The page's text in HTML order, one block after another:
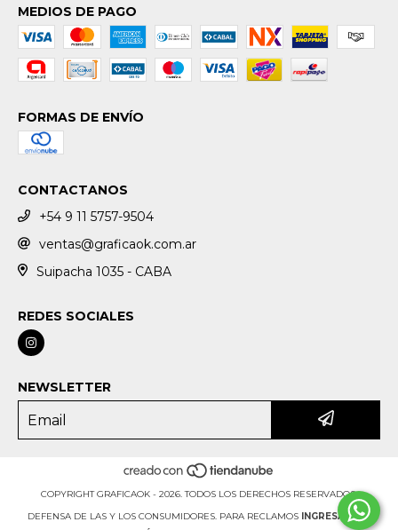
MEDIOS DE PAGO
FORMAS DE ENVÍO
CONTACTANOS
+54 9 11 5757-9504
ventas@graficaok.com.ar
Suipacha 1035 - CABA
REDES SOCIALES
NEWSLETTER
COPYRIGHT GRAFICAOK - 2026. TODOS LOS DERECHOS RESERVADOS.
DEFENSA DE LAS Y LOS CONSUMIDORES. PARA RECLAMOS INGRESÁ ACÁ.